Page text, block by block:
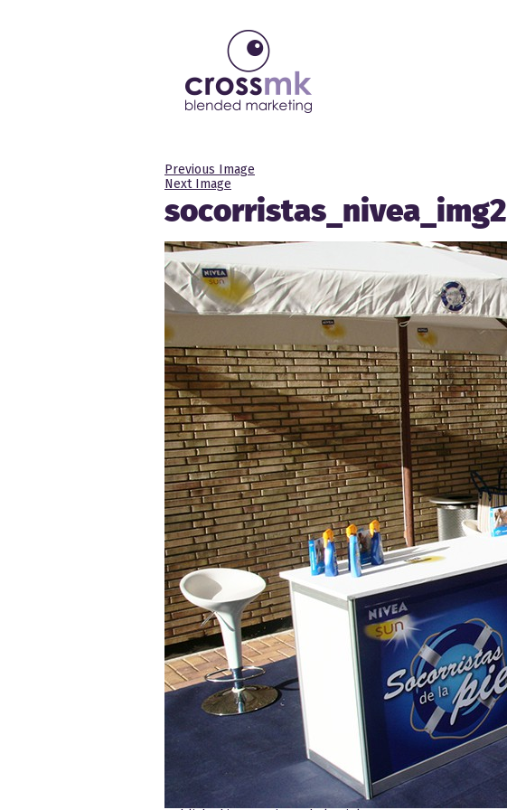
Previous Image
Next Image
socorristas_nivea_img2